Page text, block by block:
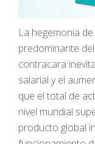
La hegemonía
predominante
contracara
salarial y el
que el total de
nivel mundial
producto global